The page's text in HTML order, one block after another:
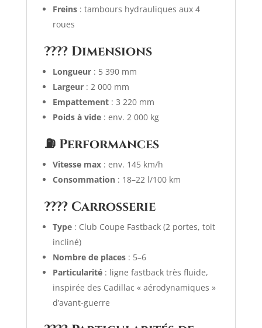
Freins: tambours hydrauliques aux 4
roues
???? Dimensions
Longueur: 5 390 mm
Largeur: 2 000 mm
Empattement: 3 220 mm
Poids à vide: env. 2 000 kg
⛽ Performances
Vitesse max: env. 145 km/h
Consommation: 18–22 l/100 km
???? Carrosserie
Type: Club Coupe Fastback (2 portes, toit
incliné)
Nombre de places: 5–6
Particularité: ligne fastback très fluide,
inspirée des Cadillac « aérodynamiques »
d’avant-guerre